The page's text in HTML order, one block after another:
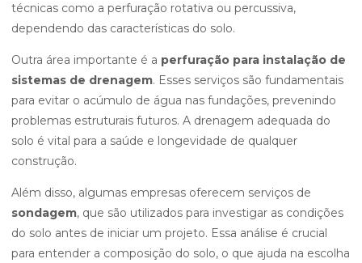
técnicas como a perfuração rotativa ou percussiva,
dependendo das características do solo.
Outra área importante é a perfuração para instalação de
sistemas de drenagem. Esses serviços são fundamentais
para evitar o acúmulo de água nas fundações, prevenindo
problemas estruturais futuros. A drenagem adequada do
solo é vital para a saúde e longevidade de qualquer
construção.
Além disso, algumas empresas oferecem serviços de
sondagem, que são utilizados para investigar as condições
do solo antes de iniciar um projeto. Essa análise é crucial
para entender a composição do solo, o que ajuda na escolha